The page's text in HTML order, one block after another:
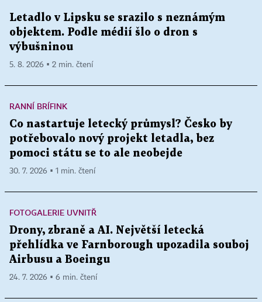
Letadlo v Lipsku se srazilo s neznámým
objektem. Podle médií šlo o dron s
výbušninou
5. 8. 2026 ▪ 2 min. čtení
RANNÍ BRÍFINK
Co nastartuje letecký průmysl? Česko by
potřebovalo nový projekt letadla, bez
pomoci státu se to ale neobejde
30. 7. 2026 ▪ 1 min. čtení
FOTOGALERIE UVNITŘ
Drony, zbraně a AI. Největší letecká
přehlídka ve Farnborough upozadila souboj
Airbusu a Boeingu
24. 7. 2026 ▪ 6 min. čtení